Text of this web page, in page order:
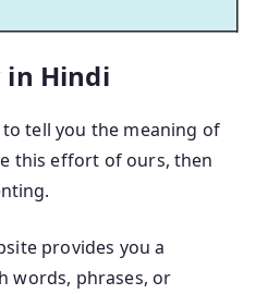
in Hindi
tell you the meaning of
this effort of ours, then
provides you a
words, phrases, or